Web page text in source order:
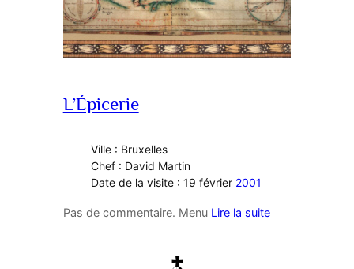
L’Épicerie
Ville : Bruxelles
Chef : David Martin
Date de la visite : 19 février 2001
Pas de commentaire. Menu Lire la suite